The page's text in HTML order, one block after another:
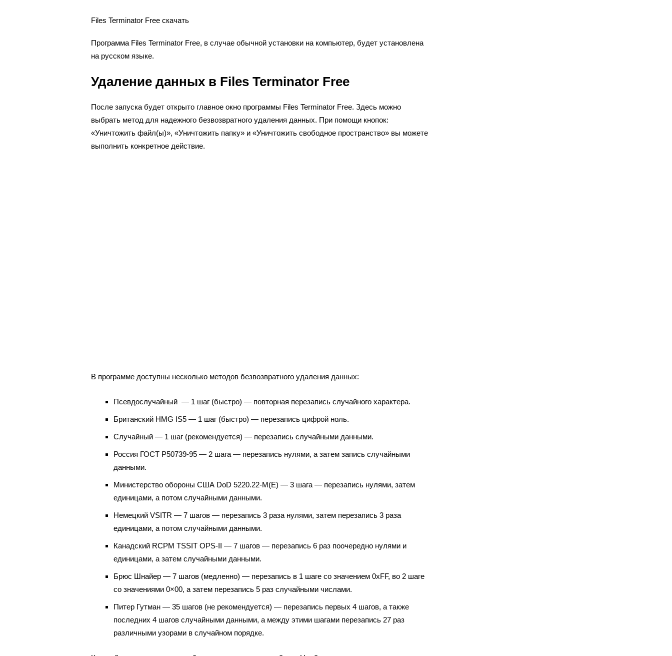
Files Terminator Free скачать
Программа Files Terminator Free, в случае обычной установки на компьютер, будет установлена
на русском языке.
Удаление данных в Files Terminator Free
После запуска будет открыто главное окно программы Files Terminator Free. Здесь можно
выбрать метод для надежного безвозвратного удаления данных. При помощи кнопок:
«Уничтожить файл(ы)», «Уничтожить папку» и «Уничтожить свободное пространство» вы можете
выполнить конкретное действие.
В программе доступны несколько методов безвозвратного удаления данных:
Псевдослучайный — 1 шаг (быстро) — повторная перезапись случайного характера.
Британский HMG IS5 — 1 шаг (быстро) — перезапись цифрой ноль.
Случайный — 1 шаг (рекомендуется) — перезапись случайными данными.
Россия ГОСТ P50739-95 — 2 шага — перезапись нулями, а затем запись случайными
данными.
Министерство обороны США DoD 5220.22-M(E) — 3 шага — перезапись нулями, затем
единицами, а потом случайными данными.
Немецкий VSITR — 7 шагов — перезапись 3 раза нулями, затем перезапись 3 раза
единицами, а потом случайными данными.
Канадский RCPM TSSIT OPS-II — 7 шагов — перезапись 6 раз поочередно нулями и
единицами, а затем случайными данными.
Брюс Шнайер — 7 шагов (медленно) — перезапись в 1 шаге со значением 0xFF, во 2 шаге
со значениями 0×00, а затем перезапись 5 раз случайными числами.
Питер Гутман — 35 шагов (не рекомендуется) — перезапись первых 4 шагов, а также
последних 4 шагов случайными данными, а между этими шагами перезапись 27 раз
различными узорами в случайном порядке.